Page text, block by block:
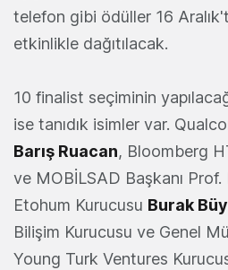
telefon gibi ödüller 16
etkinlikle dağıtılacak.
10 finalist seçiminin
ise tanıdık isimler var.
Barış Ruacan, Bloomberg
ve MOBİLSAD Başkanı Prof.
Etohum Kurucusu Burak
Bilişim Kurucusu ve Genel
Young Turk Ventures